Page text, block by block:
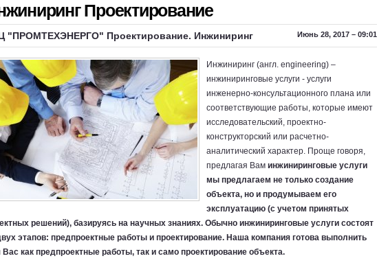
Проектирование
"ПРОМТЕХЭНЕРГО" Проектирование. Инжиниринг Июнь 28, 2017 – 09:01
Инжиниринг (англ. engineering) –
инжиниринговые услуги - услуги
инженерно-консультационного плана или
соответствующие работы, которые имеют
исследовательский, проектно-
конструкторский или расчетно-
аналитический характер. Проще говоря,
предлагая Вам инжиниринговые услуги
мы предлагаем не только создание
объекта, но и продумываем его
эксплуатацию (с учетом принятых
решений), базируясь на научных знаниях. Обычно инжиниринговые услуги состоят
этапов: предпроектные работы и проектирование. Наша компания готова выполнить
Вас как предпроектные работы, так и само проектирование объекта.